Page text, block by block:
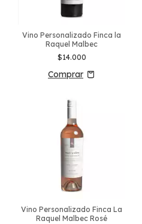
Vino Personalizado Finca la
Raquel Malbec
$14.000
Vino Personalizado Finca La
Raquel Malbec Rosé